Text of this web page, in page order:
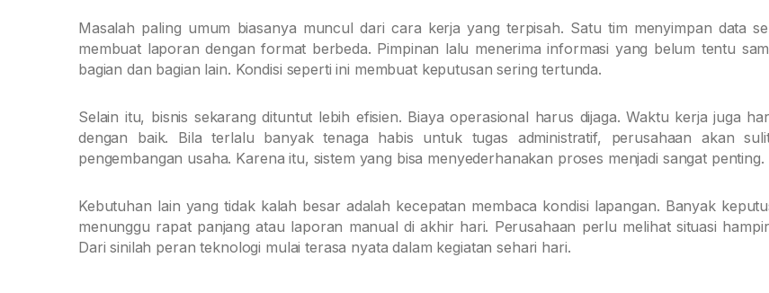
Masalah paling umum biasanya muncul dari cara kerja yang terpisah. Satu tim menyimpan data
membuat laporan dengan format berbeda. Pimpinan lalu menerima informasi yang belum tentu
bagian dan bagian lain. Kondisi seperti ini membuat keputusan sering tertunda.
Selain itu, bisnis sekarang dituntut lebih efisien. Biaya operasional harus dijaga. Waktu kerja juga
dengan baik. Bila terlalu banyak tenaga habis untuk tugas administratif, perusahaan akan
pengembangan usaha. Karena itu, sistem yang bisa menyederhanakan proses menjadi sangat penting.
Kebutuhan lain yang tidak kalah besar adalah kecepatan membaca kondisi lapangan. Banyak
menunggu rapat panjang atau laporan manual di akhir hari. Perusahaan perlu melihat situasi
Dari sinilah peran teknologi mulai terasa nyata dalam kegiatan sehari hari.